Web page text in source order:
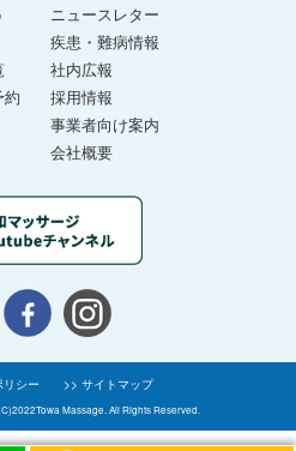
約
ニュースレター
疾患・難病情報
社内広報
採用情報
事業者向け案内
会社概要
シー >> サイトマップ
Massage. All Rights Reserved.